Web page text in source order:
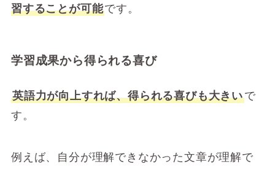
習することが可能です。
学習成果から得られる喜び
英語力が向上すれば、得られる喜びも大きいで
す。
例えば、自分が理解できなかった文章が理解で